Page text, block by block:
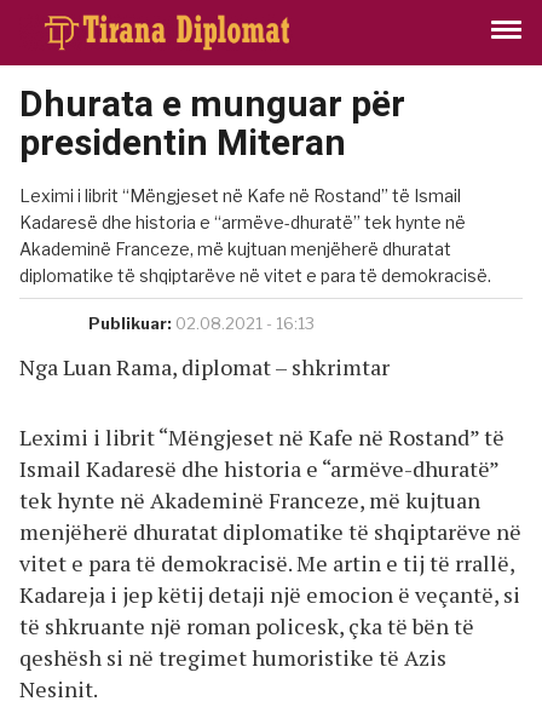
Dhurata e munguar për
presidentin Miteran
Leximi i librit “Mëngjeset në Kafe në Rostand” të Ismail
Kadaresë dhe historia e “armëve-dhuratë” tek hynte në
Akademinë Franceze, më kujtuan menjëherë dhuratat
diplomatike të shqiptarëve në vitet e para të demokracisë.
Publikuar: 02.08.2021 - 16:13
Nga Luan Rama, diplomat – shkrimtar
Leximi i librit “Mëngjeset në Kafe në Rostand” të
Ismail Kadaresë dhe historia e “armëve-dhuratë”
tek hynte në Akademinë Franceze, më kujtuan
menjëherë dhuratat diplomatike të shqiptarëve në
vitet e para të demokracisë. Me artin e tij të rrallë,
Kadareja i jep këtij detaji një emocion ë veçantë, si
të shkruante një roman policesk, çka të bën të
qeshësh si në tregimet humoristike të Azis
Nesinit.